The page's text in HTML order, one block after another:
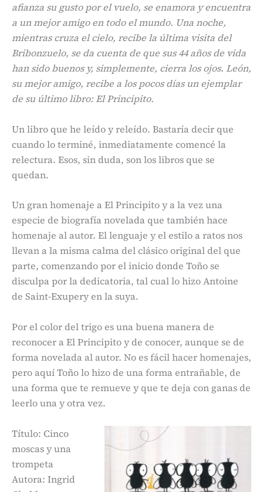
afianza su gusto por el vuelo, se enamora y encuentra
a un mejor amigo en todo el mundo. Una noche,
mientras cruza el cielo, recibe la última visita del
Bribonzuelo, se da cuenta de que sus 44 años de vida
han sido buenos y, simplemente, cierra los ojos. León,
su mejor amigo, recibe a los pocos días un ejemplar
de su último libro: El Principito.
Un libro que he leído y releído. Bastaría decir que
cuando lo terminé, inmediatamente comencé la
relectura. Esos, sin duda, son los libros que se
quedan.
Un gran homenaje a El Principito y a la vez una
especie de biografía novelada que también hace
homenaje al autor. El lenguaje y el estilo a ratos nos
llevan a la misma calma del clásico original del que
parte, comenzando por el inicio donde Toño se
disculpa por la dedicatoria, tal cual lo hizo Antoine
de Saint-Exupery en la suya.
Por el color del trigo es una buena manera de
reconocer a El Principito y de conocer, aunque se de
forma novelada al autor. No es fácil hacer homenajes,
pero aquí Toño lo hizo de una forma entrañable, de
una forma que te remueve y que te deja con ganas de
leerlo una y otra vez.
Título: Cinco
moscas y una
trompeta
Autora: Ingrid